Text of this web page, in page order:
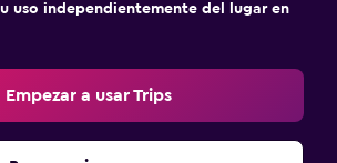
uso independientemente del lugar en
Empezar a usar Trips